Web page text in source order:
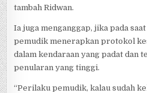
tambah Ridwan.
Ia juga menganggap, jika pada
pemudik menerapkan protokol
dalam kendaraan yang padat dan
penularan yang tinggi.
“Perilaku pemudik, kalau sudah